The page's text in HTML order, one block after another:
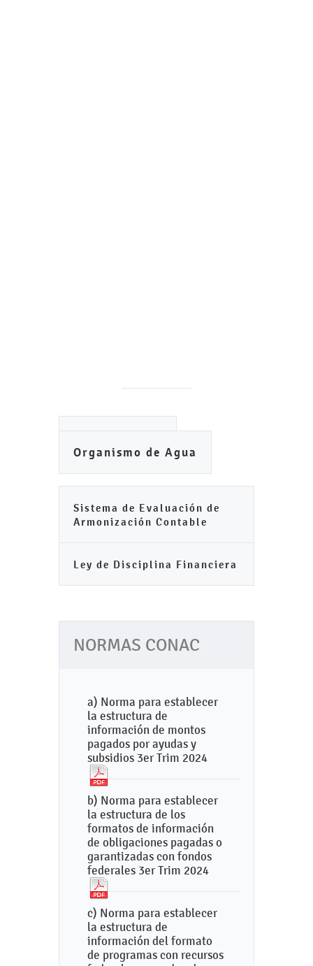
Organismo de Agua
Sistema de Evaluación de
Armonización Contable
Ley de Disciplina Financiera
NORMAS CONAC
a) Norma para establecer
la estructura de
información de montos
pagados por ayudas y
subsidios 3er Trim 2024
b) Norma para establecer
la estructura de los
formatos de información
de obligaciones pagadas o
garantizadas con fondos
federales 3er Trim 2024
c) Norma para establecer
la estructura de
información del formato
de programas con recursos